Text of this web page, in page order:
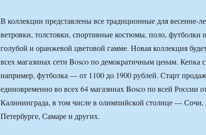
В коллекции представлены все традиционные для весенне-
ветровки, толстовки, спортивные костюмы, поло, футболки
голубой и оранжевой цветовой гамме. Новая коллекция
всех магазинах сети Bosco по демократичным ценам. Кепка
например, футболка — от 1100 до 1900 рублей. Старт
единовременно во всех 64 магазинах Bosco по всей России
Калининграда, в том числе в олимпийской столице — Сочи,
Петербурге, Самаре и других.